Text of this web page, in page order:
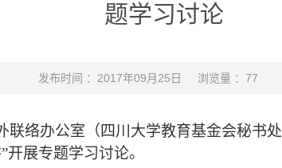
题学习讨论
发布时间 ：2017年09月25日 浏览量 ： 77
联络办公室（四川大学教育基金会秘书
展专题学习讨论。